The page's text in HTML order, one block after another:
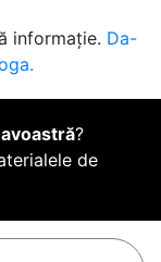
informație. Da-
?
de